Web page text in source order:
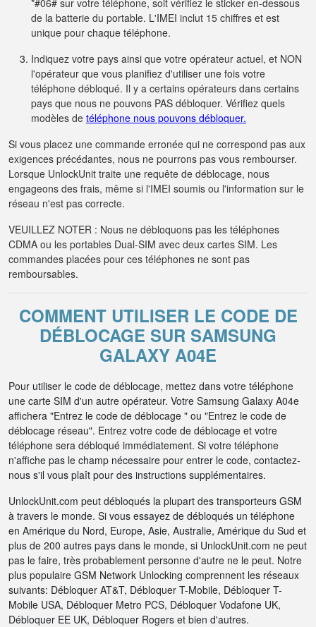
*#06# sur votre téléphone, soit vérifiez le sticker en-dessous
de la batterie du portable. L'IMEI inclut 15 chiffres et est
unique pour chaque téléphone.
Indiquez votre pays ainsi que votre opérateur actuel, et NON
l'opérateur que vous planifiez d'utiliser une fois votre
téléphone débloqué. Il y a certains opérateurs dans certains
pays que nous ne pouvons PAS débloquer. Vérifiez quels
modèles de téléphone nous pouvons débloquer.
Si vous placez une commande erronée qui ne correspond pas aux
exigences précédantes, nous ne pourrons pas vous rembourser.
Lorsque UnlockUnit traite une requête de déblocage, nous
engageons des frais, même si l'IMEI soumis ou l'information sur le
réseau n'est pas correcte.
VEUILLEZ NOTER : Nous ne débloquons pas les téléphones
CDMA ou les portables Dual-SIM avec deux cartes SIM. Les
commandes placées pour ces téléphones ne sont pas
remboursables.
COMMENT UTILISER LE CODE DE
DÉBLOCAGE SUR SAMSUNG
GALAXY A04E
Pour utiliser le code de déblocage, mettez dans votre téléphone
une carte SIM d'un autre opérateur. Votre Samsung Galaxy A04e
affichera "Entrez le code de déblocage " ou "Entrez le code de
déblocage réseau". Entrez votre code de déblocage et votre
téléphone sera débloqué immédiatement. Si votre téléphone
n'affiche pas le champ nécessaire pour entrer le code, contactez-
nous s'il vous plaît pour des instructions supplémentaires.
UnlockUnit.com peut débloqués la plupart des transporteurs GSM
à travers le monde. Si vous essayez de débloqués un téléphone
en Amérique du Nord, Europe, Asie, Australie, Amérique du Sud et
plus de 200 autres pays dans le monde, si UnlockUnit.com ne peut
pas le faire, très probablement personne d'autre ne le peut. Notre
plus populaire GSM Network Unlocking comprennent les réseaux
suivants: Débloquer AT&T, Débloquer T-Mobile, Débloquer T-
Mobile USA, Débloquer Metro PCS, Débloquer Vodafone UK,
Débloquer EE UK, Débloquer Rogers et bien d'autres.